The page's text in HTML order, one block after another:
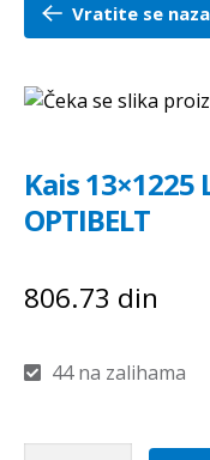
O nama
Kontakt
Vratite se
Kais 13×1225
OPTIBELT
806.73 din
44 na zalihama